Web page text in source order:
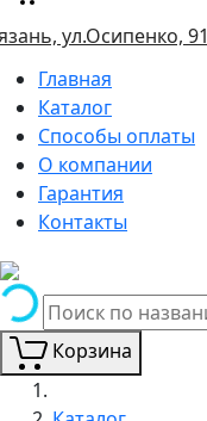
ул.Осипенко, 91
Главная
Каталог
Способы оплаты
О компании
Гарантия
Контакты
Корзина